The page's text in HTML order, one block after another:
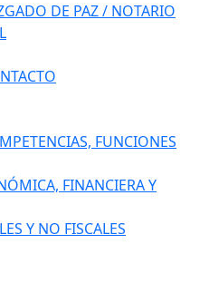
DE PAZ / NOTARIO
FUNCIONES
FINANCIERA Y
Y NO FISCALES